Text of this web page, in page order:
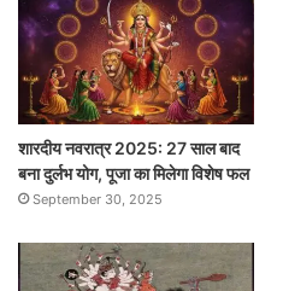
शारदीय नवरात्र 2025: 27 साल बाद
बना दुर्लभ योग, पूजा का मिलेगा विशेष फल
September 30, 2025